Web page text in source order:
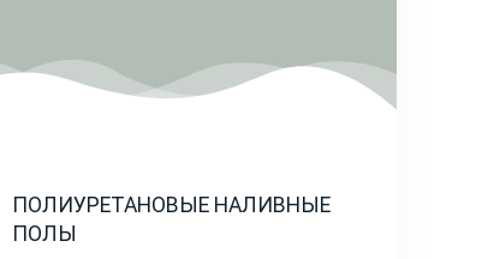
ПОЛИУРЕТАНОВЫЕ НАЛИВНЫЕ
ПОЛЫ